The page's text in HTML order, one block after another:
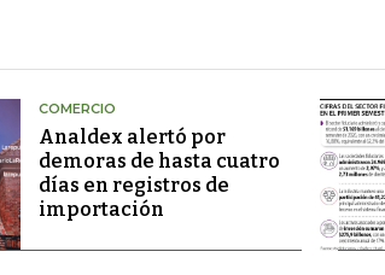
COMERCIO
Analdex alertó por
demoras de hasta cuatro
días en registros de
importación